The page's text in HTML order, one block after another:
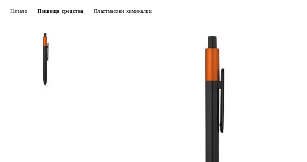
Начало Пишещи средства Пластмасови химикалки